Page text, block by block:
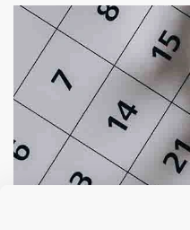
الجدول الزمني لزيارات طبيب عيون